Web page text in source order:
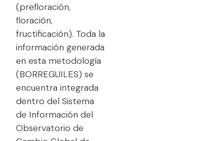
(prefloración,
floración,
fructificación). Toda la
información generada
en esta metodología
(BORREGUILES) se
encuentra integrada
dentro del Sistema
de Información del
Observatorio de